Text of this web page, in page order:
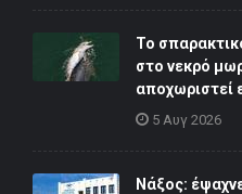
Το
στο νεκρό
αποχωριστεί
5 Αυγ 2026
Νάξος: